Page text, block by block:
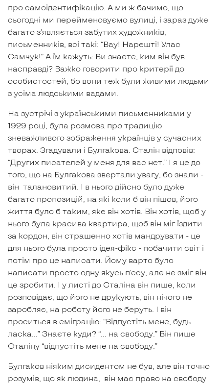
про самоідентифікацію. А ми ж бачимо, що
сьогодні ми перейменовуємо вулиці, і зараз дуже
багато з’являється забутих художників,
письменників, всі такі: “Вау! Нарешті! Улас
Самчук!” А їм кажуть: Ви знаєте, ким він був
насправді? Важко говорити про критерії до
особистостей, бо вони теж були живими людьми
з усіма людськими вадами.
На зустрічі з українськими письменниками у
1929 році, була розмова про традицію
зневажливого зображення українців у сучасних
творах. Згадували і Булгакова. Сталін відповів:
“Других писателей у меня для вас нет.” І я це до
того, що на Булгакова звертали увагу, бо знали -
він талановитий. І в нього дійсно було дуже
багато пропозицій, на які коли б він пішов, його
життя було б таким, яке він хотів. Він хотів, щоб у
нього була красива квартира, щоб він міг їздити
за кордон, він страшенно хотів мандрувати - це
для нього була просто ідея-фікс - побачити світ і
потім про це написати. Йому варто було
написати просто одну якусь п’єсу, але не зміг він
це зробити. І у листі до Сталіна він пише, коли
розповідає, що його не друкують, він нічого не
заробляє, на роботу його не беруть. І він
проситься в еміграцію: “Відпустіть мене, будь
ласка…” Знаєте куди? “... на свободу.” Він пише
Сталіну “відпустіть мене на свободу.”
Булгаков ніяким дисидентом не був, але він точно
розумів, що як людина, він має право на свободу